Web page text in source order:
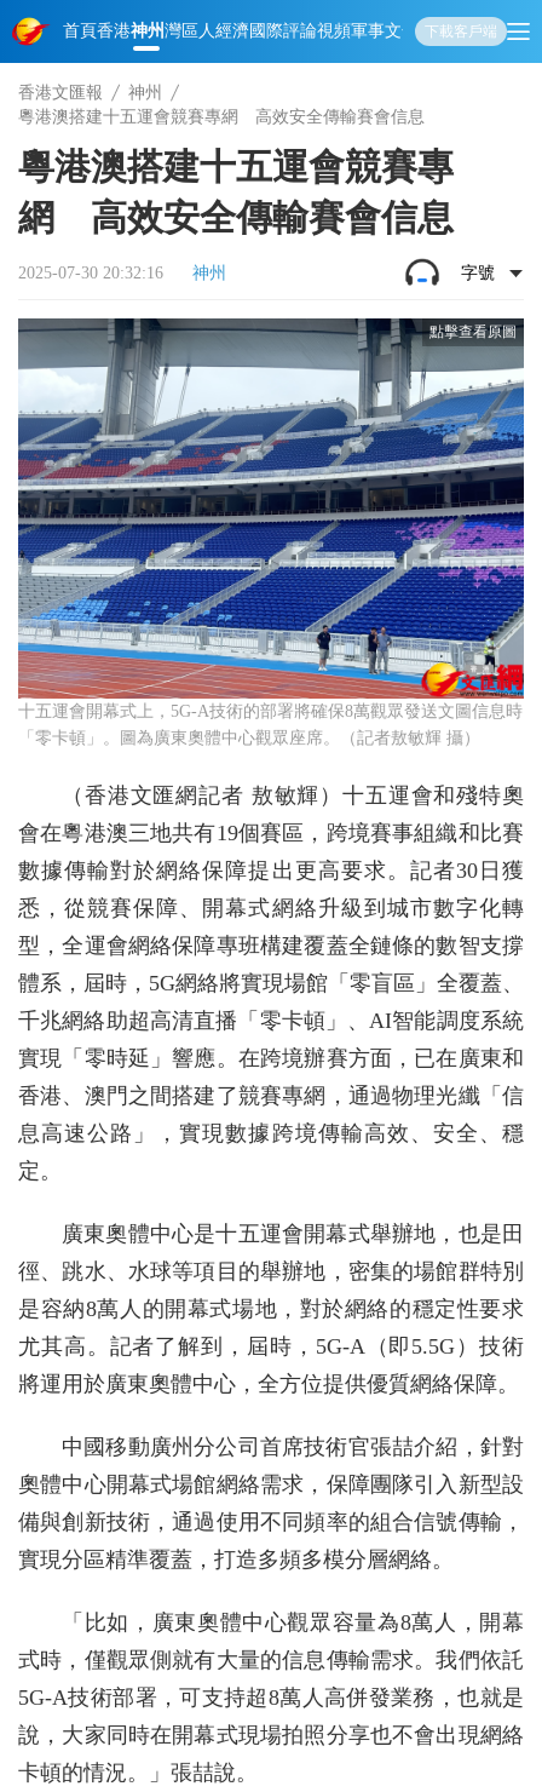
首頁香港神州灣區人經濟國際評論視頻軍事文化 娛樂生活教育體
下載客戶端
香港文匯報
神州
粵港澳搭建十五運會競賽專網 高效安全傳輸賽會信息
粵港澳搭建十五運會競賽專
網 高效安全傳輸賽會信息
2025-07-30 20:32:16 神州 字號
十五運會開幕式上，5G-A技術的部署將確保8萬觀眾發送文圖信息時
「零卡頓」。圖為廣東奧體中心觀眾座席。（記者敖敏輝 攝）
（香港文匯網記者 敖敏輝）十五運會和殘特奧
會在粵港澳三地共有19個賽區，跨境賽事組織和比賽
數據傳輸對於網絡保障提出更高要求。記者30日獲
悉，從競賽保障、開幕式網絡升級到城市數字化轉
型，全運會網絡保障專班構建覆蓋全鏈條的數智支撐
體系，屆時，5G網絡將實現場館「零盲區」全覆蓋、
千兆網絡助超高清直播「零卡頓」、AI智能調度系統
實現「零時延」響應。在跨境辦賽方面，已在廣東和
香港、澳門之間搭建了競賽專網，通過物理光纖「信
息高速公路」，實現數據跨境傳輸高效、安全、穩
定。
廣東奧體中心是十五運會開幕式舉辦地，也是田
徑、跳水、水球等項目的舉辦地，密集的場館群特別
是容納8萬人的開幕式場地，對於網絡的穩定性要求
尤其高。記者了解到，屆時，5G-A（即5.5G）技術
將運用於廣東奧體中心，全方位提供優質網絡保障。
中國移動廣州分公司首席技術官張喆介紹，針對
奧體中心開幕式場館網絡需求，保障團隊引入新型設
備與創新技術，通過使用不同頻率的組合信號傳輸，
實現分區精準覆蓋，打造多頻多模分層網絡。
「比如，廣東奧體中心觀眾容量為8萬人，開幕
式時，僅觀眾側就有大量的信息傳輸需求。我們依託
5G-A技術部署，可支持超8萬人高併發業務，也就是
說，大家同時在開幕式現場拍照分享也不會出現網絡
卡頓的情況。」張喆說。